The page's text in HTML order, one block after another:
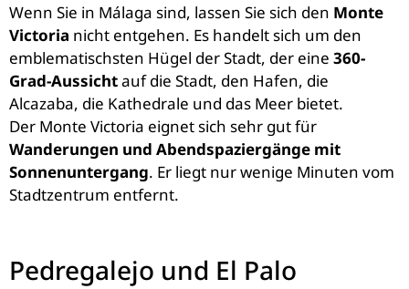
Wenn Sie in Málaga sind, lassen Sie sich den Monte
Victoria nicht entgehen. Es handelt sich um den
emblematischsten Hügel der Stadt, der eine 360-
Grad-Aussichtauf die Stadt, den Hafen, die
Alcazaba, die Kathedrale und das Meer bietet.
Der Monte Victoria eignet sich sehr gut für
Wanderungen und Abendspaziergänge mit
Sonnenuntergang. Er liegt nur wenige Minuten vom
Stadtzentrum entfernt.
Pedregalejo und El Palo